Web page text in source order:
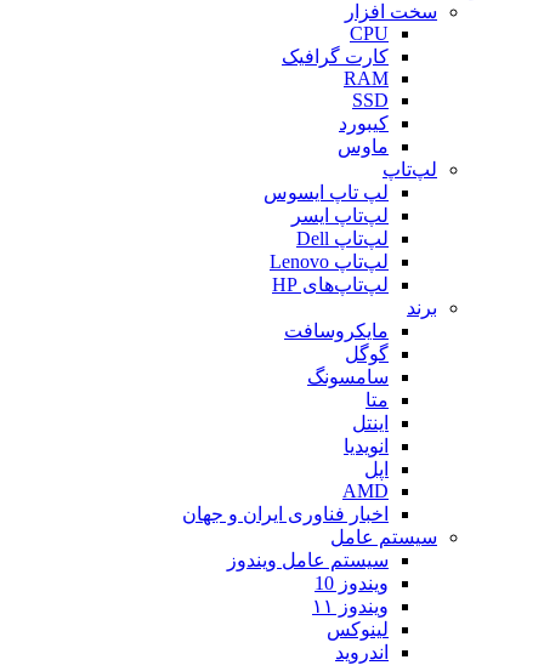
سخت افزار
CPU
کارت گرافیک
RAM
SSD
کیبورد
ماوس
لپ‌تاپ
لپ تاپ ایسوس
لپ‌تاپ ایسر
لپ‌تاپ Dell
لپ‌تاپ Lenovo
لپ‌تاپ‌های HP
برند
مایکروسافت
گوگل
سامسونگ
متا
اینتل
انویدیا
اپل
AMD
اخبار فناوری ایران و جهان
سیستم عامل
سیستم عامل ویندوز
ویندوز 10
ویندوز ۱۱
لینوکس
اندروید